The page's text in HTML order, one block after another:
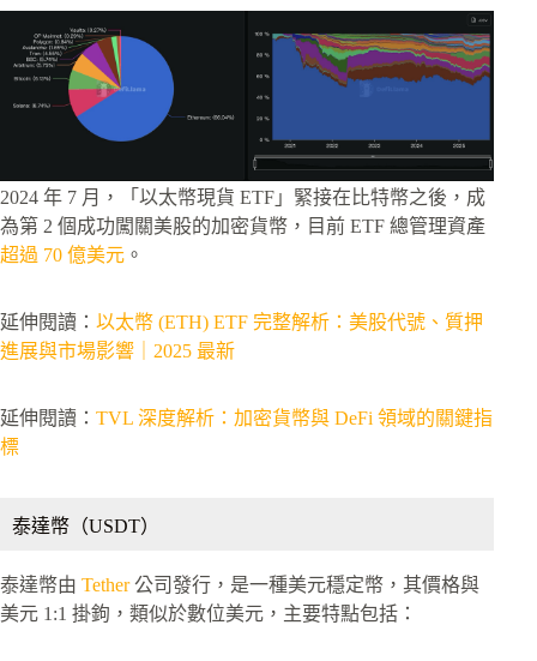
2024 年 7 月，「以太幣現貨 ETF」緊接在比特幣之後，成
為第 2 個成功闖關美股的加密貨幣，目前 ETF 總管理資產
超過 70 億美元 。
延伸閱讀： 以太幣 (ETH) ETF 完整解析：美股代號、質押
進展與市場影響｜2025 最新
延伸閱讀： TVL 深度解析：加密貨幣與 DeFi 領域的關鍵指
標
泰達幣（USDT）
泰達幣由 Tether公司發行，是一種美元穩定幣，其價格與
美元 1:1 掛鉤，類似於數位美元，主要特點包括：